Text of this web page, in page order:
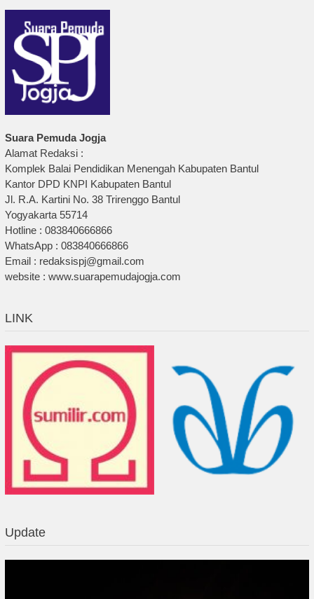
Suara Pemuda Jogja
Alamat Redaksi :
Komplek Balai Pendidikan Menengah Kabupaten Bantul
Kantor DPD KNPI Kabupaten Bantul
Jl. R.A. Kartini No. 38 Trirenggo Bantul
Yogyakarta 55714
Hotline : 083840666866
WhatsApp : 083840666866
Email : redaksispj@gmail.com
website : www.suarapemudajogja.com
LINK
Update